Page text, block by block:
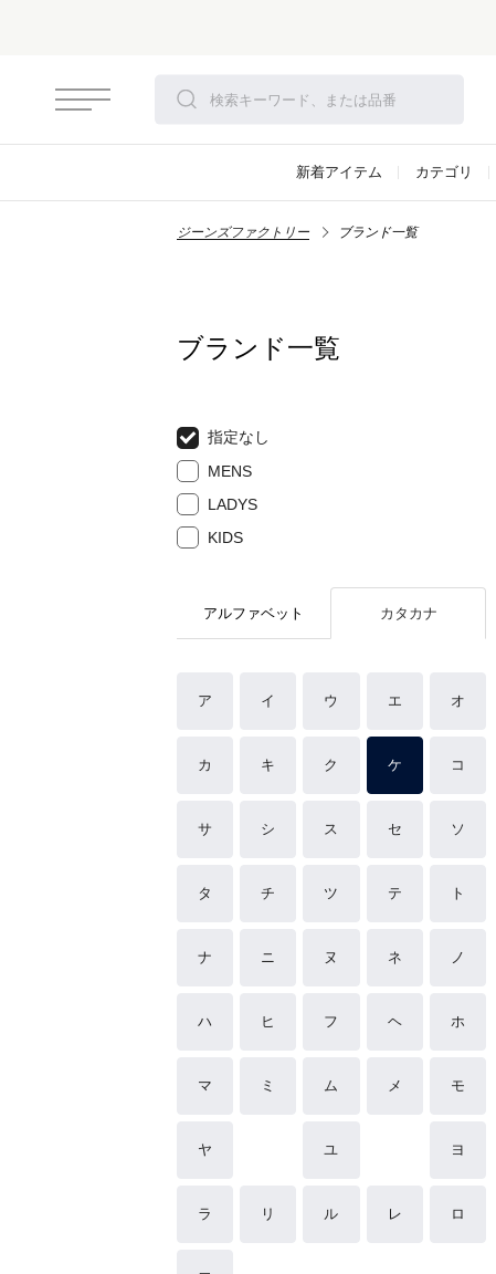
新着アイテム カテゴリ
ジーンズファクトリー ブランド一覧
ブランド一覧
指定なし
MENS
LADYS
KIDS
アルファベット カタカナ
ア イ ウ エ オ
カ キ ク ケ コ
サ シ ス セ ソ
タ チ ツ テ ト
ナ ニ ヌ ネ ノ
ハ ヒ フ ヘ ホ
マ ミ ム メ モ
ヤ ユ ヨ
ラ リ ル レ ロ